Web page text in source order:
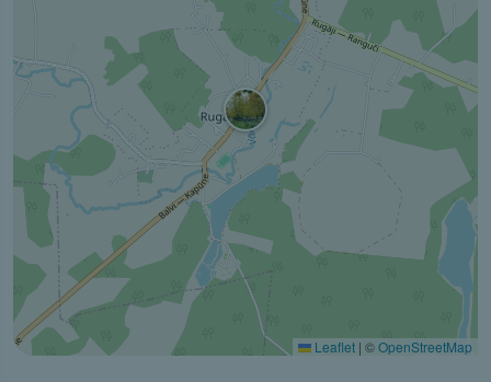
Leaflet | ©OpenStreetMap